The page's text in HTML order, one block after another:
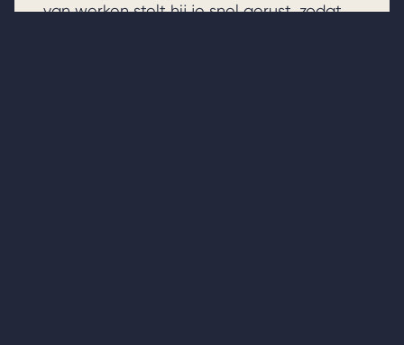
van werken stelt hij je snel gerust, zodat